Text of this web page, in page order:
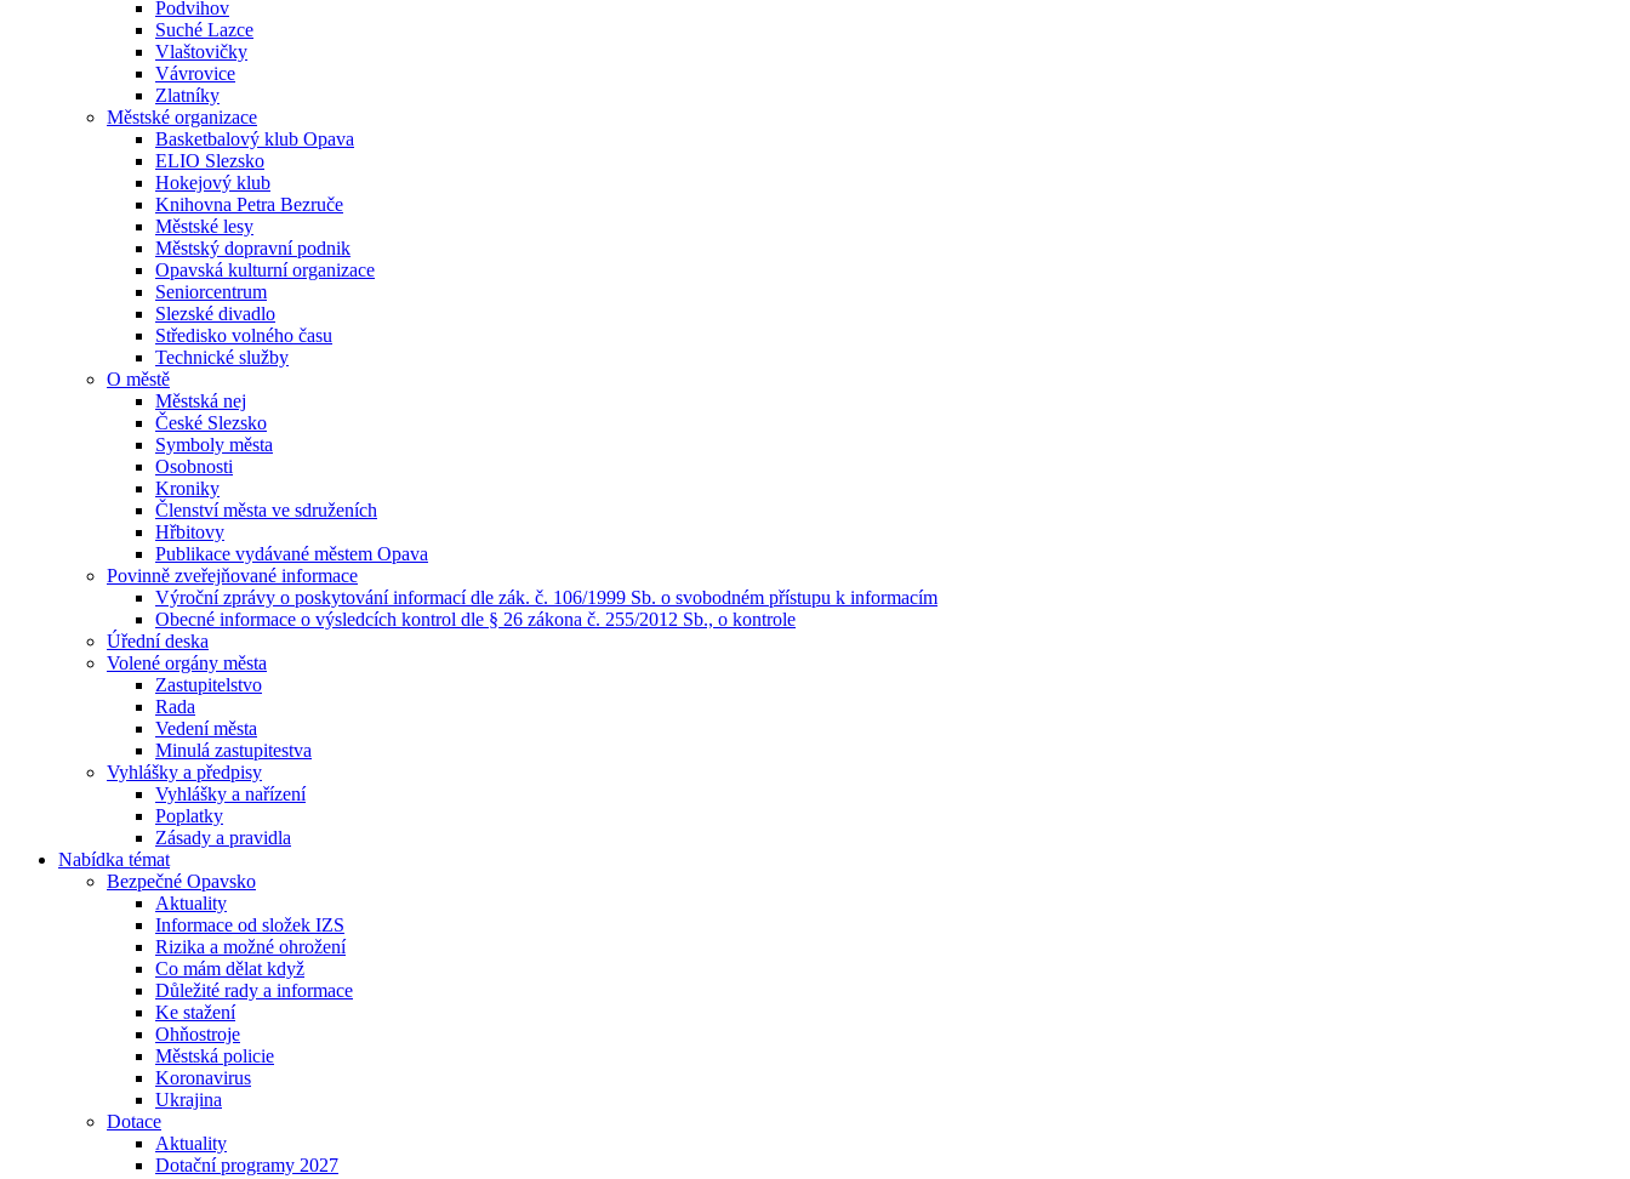
Podvihov
Suché Lazce
Vlaštovičky
Vávrovice
Zlatníky
Městské organizace
Basketbalový klub Opava
ELIO Slezsko
Hokejový klub
Knihovna Petra Bezruče
Městské lesy
Městský dopravní podnik
Opavská kulturní organizace
Seniorcentrum
Slezské divadlo
Středisko volného času
Technické služby
O městě
Městská nej
České Slezsko
Symboly města
Osobnosti
Kroniky
Členství města ve sdruženích
Hřbitovy
Publikace vydávané městem Opava
Povinně zveřejňované informace
Výroční zprávy o poskytování informací dle zák. č. 106/1999 Sb. o svobodném přístupu k informacím
Obecné informace o výsledcích kontrol dle § 26 zákona č. 255/2012 Sb., o kontrole
Úřední deska
Volené orgány města
Zastupitelstvo
Rada
Vedení města
Minulá zastupitestva
Vyhlášky a předpisy
Vyhlášky a nařízení
Poplatky
Zásady a pravidla
Nabídka témat
Bezpečné Opavsko
Aktuality
Informace od složek IZS
Rizika a možné ohrožení
Co mám dělat když
Důležité rady a informace
Ke stažení
Ohňostroje
Městská policie
Koronavirus
Ukrajina
Dotace
Aktuality
Dotační programy 2027